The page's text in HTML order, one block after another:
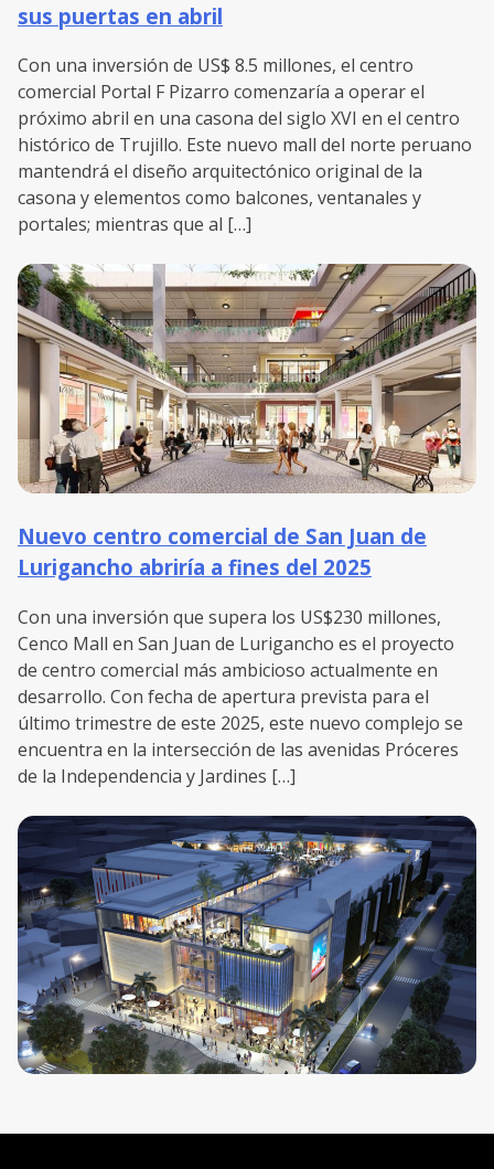
sus puertas en abril
Con una inversión de US$ 8.5 millones, el centro
comercial Portal F Pizarro comenzaría a operar el
próximo abril en una casona del siglo XVI en el centro
histórico de Trujillo. Este nuevo mall del norte peruano
mantendrá el diseño arquitectónico original de la
casona y elementos como balcones, ventanales y
portales; mientras que al […]
Nuevo centro comercial de San Juan de
Lurigancho abriría a fines del 2025
Con una inversión que supera los US$230 millones,
Cenco Mall en San Juan de Lurigancho es el proyecto
de centro comercial más ambicioso actualmente en
desarrollo. Con fecha de apertura prevista para el
último trimestre de este 2025, este nuevo complejo se
encuentra en la intersección de las avenidas Próceres
de la Independencia y Jardines […]